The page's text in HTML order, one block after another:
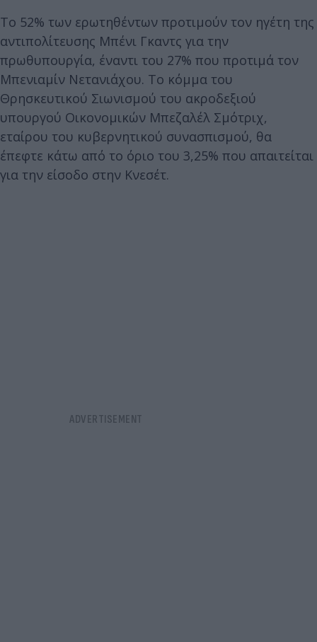
Το 52% των ερωτηθέντων προτιμούν τον ηγέτη της
αντιπολίτευσης Μπένι Γκαντς για την
πρωθυπουργία, έναντι του 27% που προτιμά τον
Μπενιαμίν Νετανιάχου. Το κόμμα του
Θρησκευτικού Σιωνισμού του ακροδεξιού
υπουργού Οικονομικών Μπεζαλέλ Σμότριχ,
εταίρου του κυβερνητικού συνασπισμού, θα
έπεφτε κάτω από το όριο του 3,25% που απαιτείται
για την είσοδο στην Κνεσέτ.